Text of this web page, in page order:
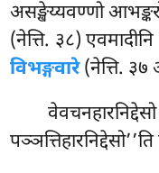
असङ्खेय्यवण्णो
(नेत्ति. ३८)
विभङ्गवारे(नेत्ति.